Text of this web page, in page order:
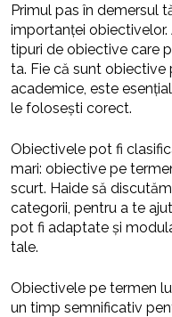
Primul pas în demersul
importanței
tipuri de obiective care
ta. Fie că sunt obiective
academice, este
le folosești corect.
Obiectivele pot fi
mari: obiective pe
scurt. Haide să
categorii, pentru a te
pot fi adaptate și
tale.
Obiectivele pe termen
un timp semnificativ